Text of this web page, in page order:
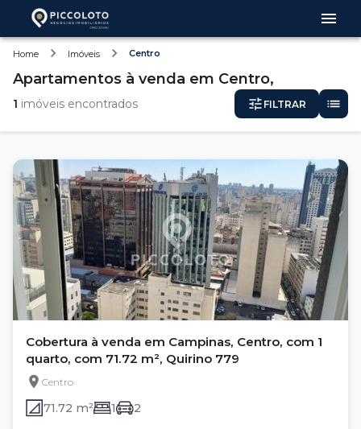
Home Imóveis Centro
Apartamentos à venda em Centro,
1 imóveis encontrados FILTRAR
Cobertura à venda em Campinas, Centro, com 1
quarto, com 71.72 m², Quirino 779
Centro
71.72 m² 1 2